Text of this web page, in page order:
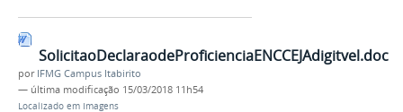
SolicitaoDeclaraodeProficienciaENCCEJAdigitvel.doc
por IFMG Campus Itabirito
— última modificação 15/03/2018 11h54
Localizado em Imagens